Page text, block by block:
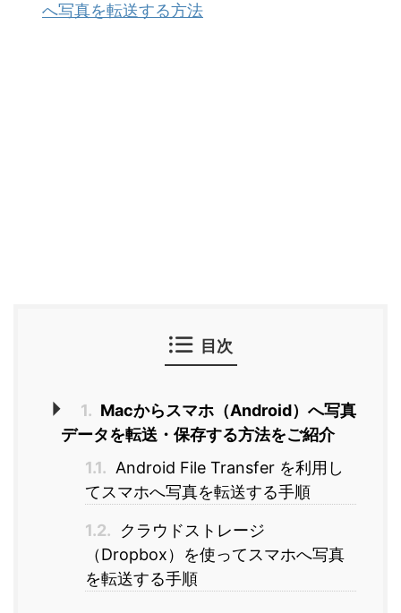
へ写真を転送する方法
目次
1. Macからスマホ（Android）へ写真
データを転送・保存する方法をご紹介
1.1. Android File Transfer を利用し
てスマホへ写真を転送する手順
1.2.
クラウドストレージ
（Dropbox）を使ってスマホへ写真
を転送する手順